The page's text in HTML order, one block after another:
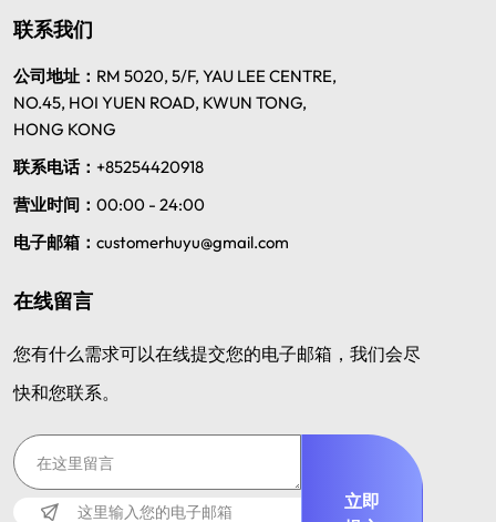
联系我们
公司地址： RM 5020, 5/F, YAU LEE CENTRE,
NO.45, HOI YUEN ROAD, KWUN TONG,
HONG KONG
联系电话： +85254420918
营业时间： 00:00 - 24:00
电子邮箱： customerhuyu@gmail.com
在线留言
您有什么需求可以在线提交您的电子邮箱，我们会尽
快和您联系。
立即